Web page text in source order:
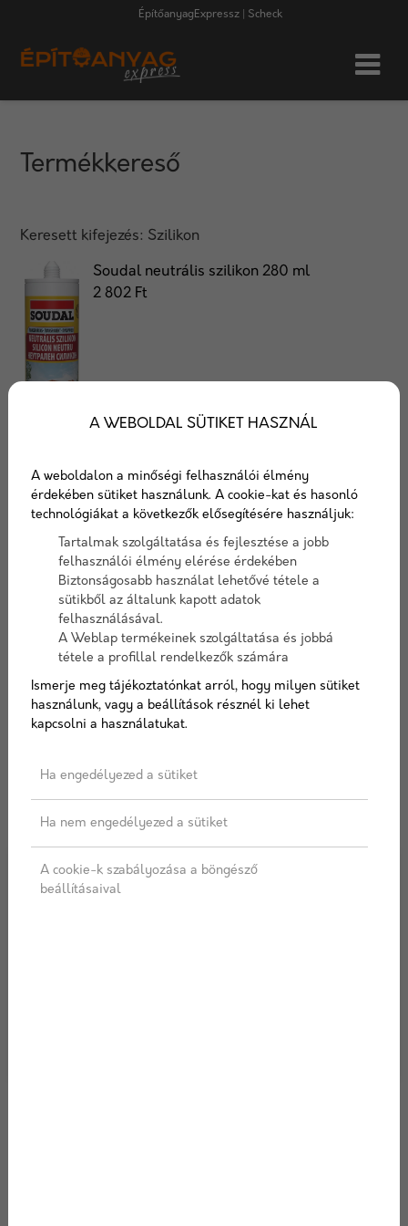
ÉpítőanyagExpressz | Scheck
Termékkereső
Keresett kifejezés: Szilikon
Soudal neutrális szilikon 280 ml
2 802 Ft
Soudal szaniter szilikon
1 270 Ft
Hírek, aktualitások
Hírek az építőipar világából. Termék újdonságok,
A WEBOLDAL SÜTIKET HASZNÁL
A weboldalon a minőségi felhasználói élmény
érdekében sütiket használunk. A cookie-kat és hasonló
technológiákat a következők elősegítésére használjuk:
Tartalmak szolgáltatása és fejlesztése a jobb
felhasználói élmény elérése érdekében
Biztonságosabb használat lehetővé tétele a
sütikből az általunk kapott adatok
felhasználásával.
A Weblap termékeinek szolgáltatása és jobbá
tétele a profillal rendelkezők számára
Ismerje meg tájékoztatónkat arról, hogy milyen sütiket
használunk, vagy a beállítások résznél ki lehet
kapcsolni a használatukat.
Ha engedélyezed a sütiket
Ha nem engedélyezed a sütiket
A cookie-k szabályozása a böngésző
beállításaival